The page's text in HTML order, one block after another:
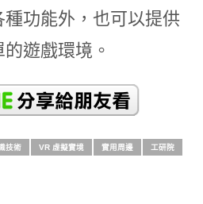
功能外，也可以提供
遊戲環境。
技術 VR 虛擬實境 實用周邊 工研院